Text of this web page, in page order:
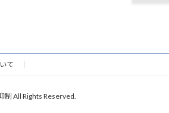
て
制 All Rights Reserved.